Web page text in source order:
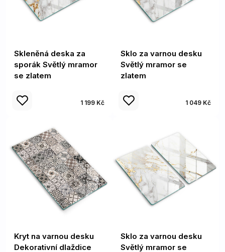
Skleněná deska za
sporák Světlý mramor
se zlatem
1 199 Kč
Sklo za varnou desku
Světlý mramor se
zlatem
1 049 Kč
Kryt na varnou desku
Dekorativní dlaždice
Sklo za varnou desku
Světlý mramor se